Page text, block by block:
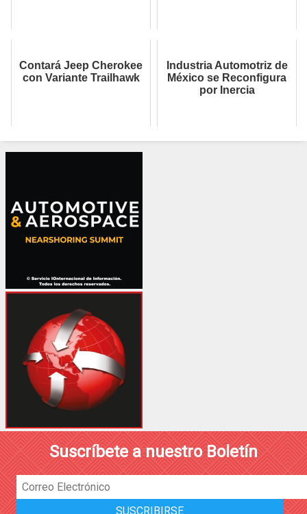
Contará Jeep Cherokee
con Variante Trailhawk
Industria Automotriz de
México se Reconfigura
por Inercia
Suscríbete a nuestro Boletín